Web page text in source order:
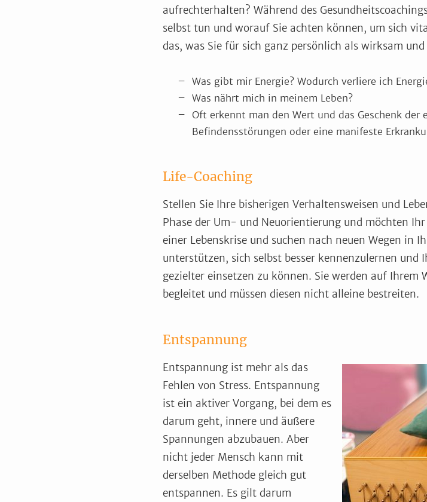
aufrechterhalten? Während des
selbst tun und worauf Sie achten können, um sich
das, was Sie für sich ganz persönlich als wirksam
Was gibt mir Energie? Wodurch verliere ich
Was nährt mich in meinem Leben?
Oft erkennt man den Wert und das Geschenk der
Befindensstörungen oder eine manifeste
Life-Coaching
Stellen Sie Ihre bisherigen Verhaltensweisen und
Phase der Um- und Neuorientierung und möchten
einer Lebenskrise und suchen nach neuen Wegen in
unterstützen, sich selbst besser kennenzulernen und
gezielter einsetzen zu können. Sie werden auf Ihrem
begleitet und müssen diesen nicht alleine bestreiten.
Entspannung
Entspannung ist mehr als das
Fehlen von Stress. Entspannung
ist ein aktiver Vorgang, bei dem es
darum geht, innere und äußere
Spannungen abzubauen. Aber
nicht jeder Mensch kann mit
derselben Methode gleich gut
entspannen. Es gilt darum